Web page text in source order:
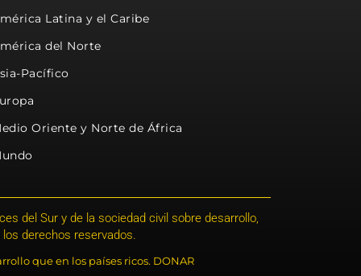
Latina y el Caribe
del Norte
Pacífico
Oriente y Norte de África
del Sur y de la sociedad civil sobre desarrollo,
derechos reservados.
que en los países ricos. DONAR